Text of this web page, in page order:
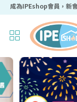
成為IPEshop會員，新